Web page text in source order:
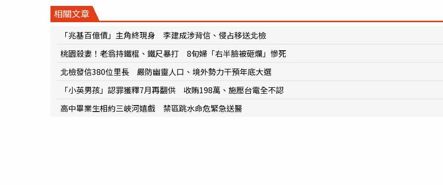
相關文章
「兆基百億債」主角終現身 李建成涉背信、侵占移送北檢
桃園殺妻！老翁持鐵棍、鐵尺暴打 8旬婦「右半臉被砸爛」慘死
北檢發信380位里長 嚴防幽靈人口、境外勢力干預年底大選
「小英男孩」認罪獲釋7月再翻供 收賄198萬、施壓台電全不認
高中畢業生相約三峽河嬉戲 禁區跳水命危緊急送醫